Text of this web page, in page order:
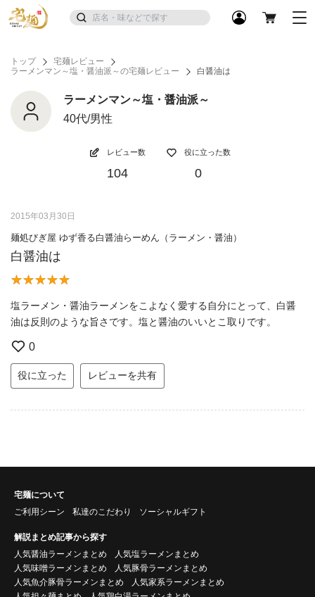
トップ
宅麺レビュー
ラーメンマン～塩・醤油派～の宅麺レビュー
白醤油は
ラーメンマン～塩・醤油派～
40代/男性
レビュー数
104
役に立った数
0
2015年03月30日
麺処びぎ屋 ゆず香る白醤油らーめん（ラーメン・醤油）
白醤油は
塩ラーメン・醤油ラーメンをこよなく愛する自分にとって、白醤
油は反則のような旨さです。塩と醤油のいいとこ取りです。
0
役に立った レビューを共有
宅麺について
ご利用シーン
私達のこだわり ソーシャルギフト
解説まとめ記事から探す
人気醤油ラーメンまとめ
人気塩ラーメンまとめ
人気味噌ラーメンまとめ
人気豚骨ラーメンまとめ
人気魚介豚骨ラーメンまとめ
人気家系ラーメンまとめ